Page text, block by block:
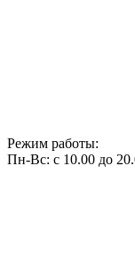
Режим работы:
Пн-Вс: с 10.00 до